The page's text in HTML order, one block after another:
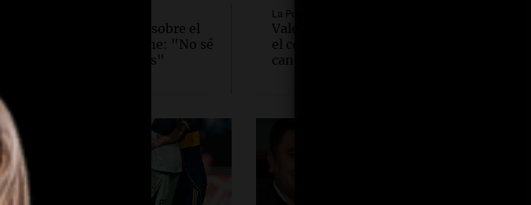
Briatore reflexiona sobre el
desempeño de Alpine: "No sé
por qué no ganamos"
La Popu
Vale Márquez lanzó “Pierdo
el control”, su versión de la
canción de Teddy Swims